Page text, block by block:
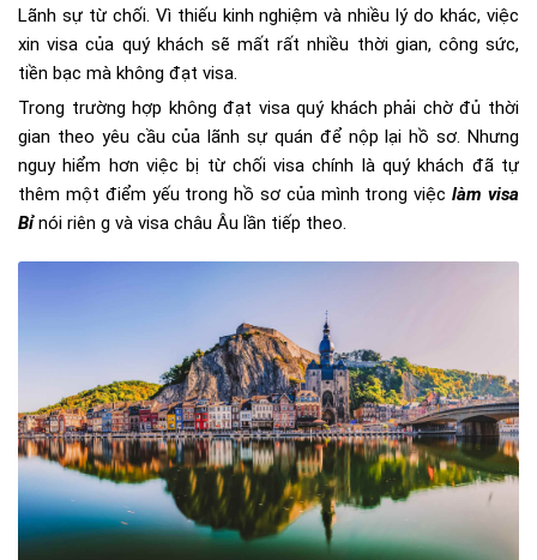
Lãnh sự từ chối. Vì thiếu kinh nghiệm và nhiều lý do khác, việc
xin visa của quý khách sẽ mất rất nhiều thời gian, công sức,
tiền bạc mà không đạt visa.
Trong trường hợp không đạt visa quý khách phải chờ đủ thời
gian theo yêu cầu của lãnh sự quán để nộp lại hồ sơ. Nhưng
nguy hiểm hơn việc bị từ chối visa chính là quý khách đã tự
thêm một điểm yếu trong hồ sơ của mình trong việclàm visa
Bỉnói riên g và visa châu Âu lần tiếp theo.